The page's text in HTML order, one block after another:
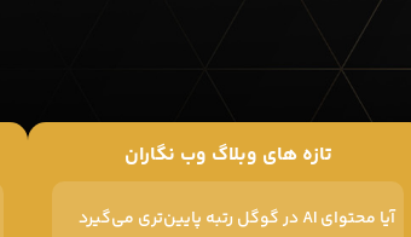
تازه های وبلاگ وب نگاران
آیا محتوای AI در گوگل رتبه پایین‌تری می‌گیرد